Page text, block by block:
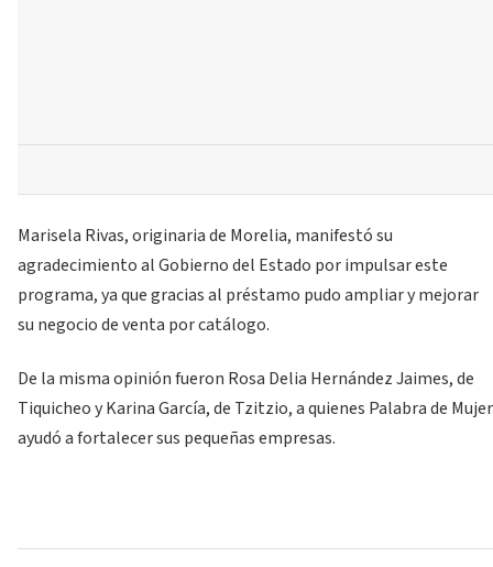
Marisela Rivas, originaria de Morelia, manifestó su
agradecimiento al Gobierno del Estado por impulsar este
programa, ya que gracias al préstamo pudo ampliar y mejorar
su negocio de venta por catálogo.
De la misma opinión fueron Rosa Delia Hernández Jaimes, de
Tiquicheo y Karina García, de Tzitzio, a quienes Palabra de Mujer
ayudó a fortalecer sus pequeñas empresas.